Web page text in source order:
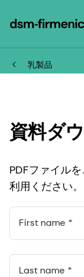
乳製品
資料ダ
PDFファイル
利用ください。
First name
Last name